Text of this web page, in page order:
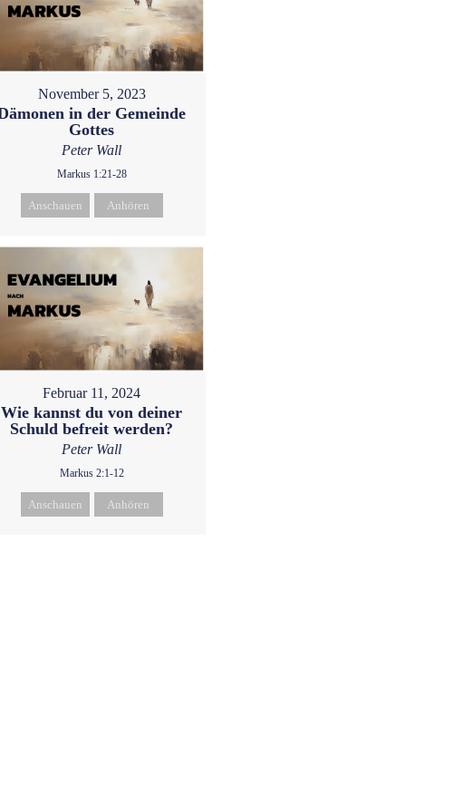
November 5, 2023
in der Gemeinde
Gottes
Peter Wall
Markus 1:21-28
Anschauen Anhören
Februar 11, 2024
Wie kannst du von deiner
Schuld befreit werden?
Peter Wall
Markus 2:1-12
Anschauen Anhören